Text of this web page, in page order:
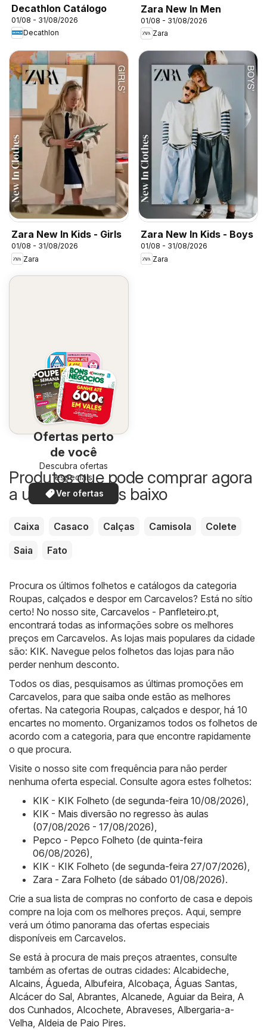
Decathlon Catálogo
01/08 - 31/08/2026
Decathlon
Zara New In Men
01/08 - 31/08/2026
Zara
Zara New In Kids - Girls
01/08 - 31/08/2026
Zara
Zara New In Kids - Boys
01/08 - 31/08/2026
Zara
Ofertas perto
de você
Descubra ofertas
especiais
Ver ofertas
Produtos que pode comprar agora
a um preço mais baixo
Caixa Casaco Calças Camisola
Colete
Saia
Fato
Procura os últimos folhetos e catálogos da categoria
Roupas, calçados e despor em Carcavelos? Está no sítio
certo! No nosso site, Carcavelos - Panfleteiro.pt,
encontrará todas as informações sobre os melhores
preços em Carcavelos. As lojas mais populares da cidade
são: KIK. Navegue pelos folhetos das lojas para não
perder nenhum desconto.
Todos os dias, pesquisamos as últimas promoções em
Carcavelos, para que saiba onde estão as melhores
ofertas. Na categoria Roupas, calçados e despor, há 10
encartes no momento. Organizamos todos os folhetos de
acordo com a categoria, para que encontre rapidamente
o que procura.
Visite o nosso site com frequência para não perder
nenhuma oferta especial. Consulte agora estes folhetos:
KIK - KIK Folheto (de segunda-feira 10/08/2026),
KIK - Mais diversão no regresso às aulas
(07/08/2026 - 17/08/2026),
Pepco - Pepco Folheto (de quinta-feira
06/08/2026),
KIK - KIK Folheto (de segunda-feira 27/07/2026),
Zara - Zara Folheto (de sábado 01/08/2026).
Crie a sua lista de compras no conforto de casa e depois
compre na loja com os melhores preços. Aqui, sempre
verá um ótimo panorama das ofertas especiais
disponíveis em Carcavelos.
Se está à procura de mais preços atraentes, consulte
também as ofertas de outras cidades: Alcabideche,
Alcains, Águeda, Albufeira, Alcobaça, Águas Santas,
Alcácer do Sal, Abrantes, Alcanede, Aguiar da Beira, A
dos Cunhados, Alcochete, Abraveses, Albergaria-a-
Velha, Aldeia de Paio Pires.